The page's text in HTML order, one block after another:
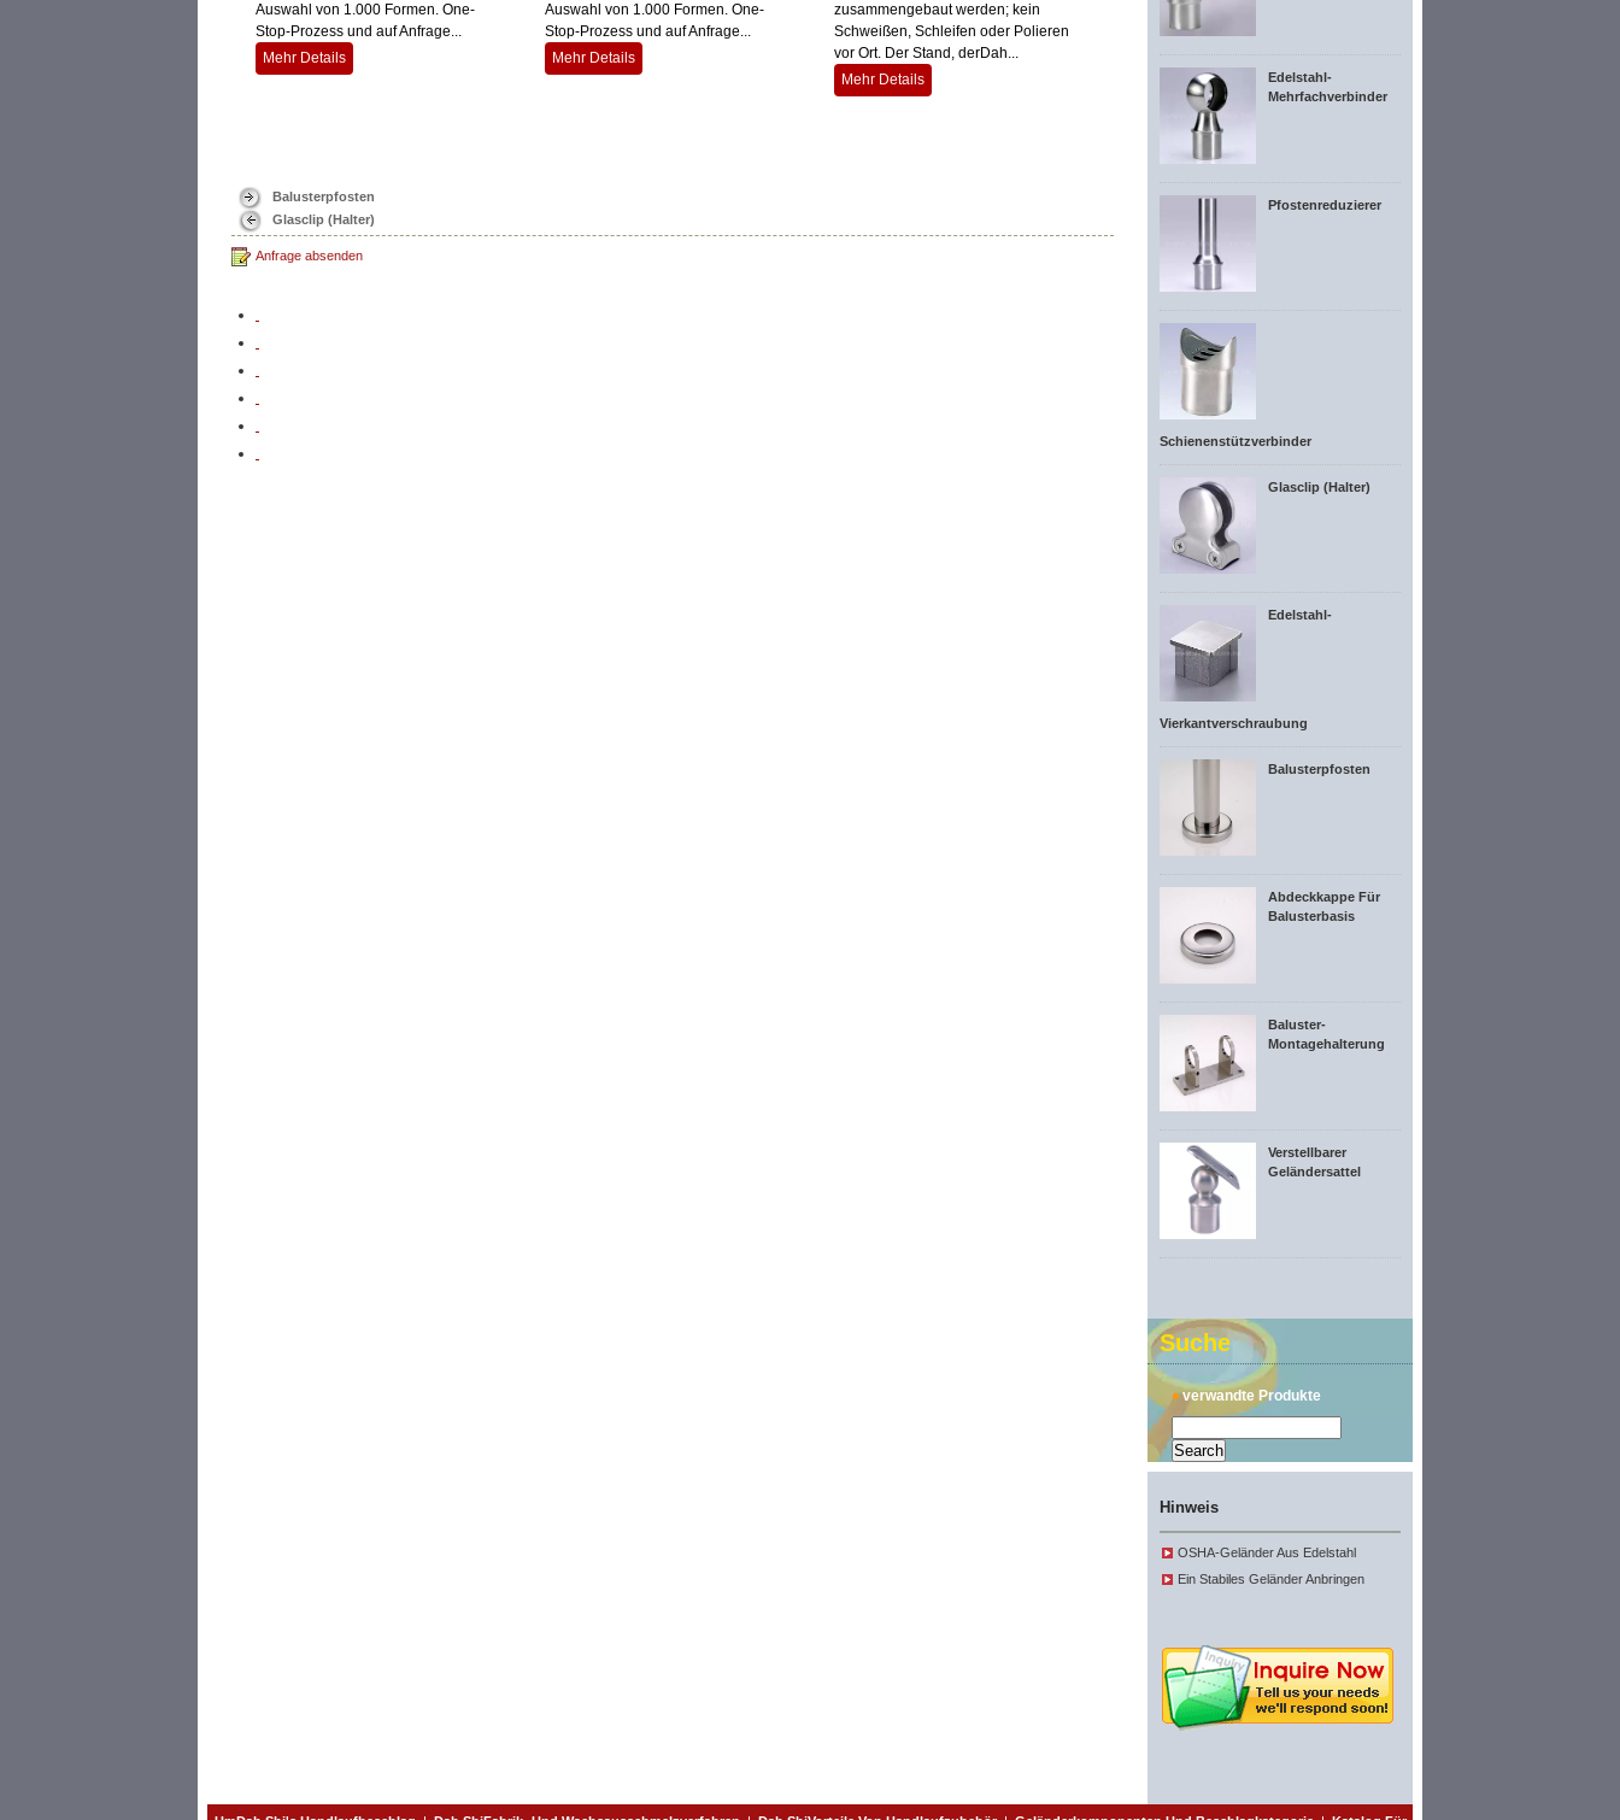
Auswahl von 1.000 Formen. One-
Stop-Prozess und auf Anfrage...
Mehr Details
Auswahl von 1.000 Formen. One-
Stop-Prozess und auf Anfrage...
Mehr Details
zusammengebaut werden; kein
Schweißen, Schleifen oder Polieren
vor Ort. Der Stand, derDah...
Mehr Details
Balusterpfosten
Glasclip (Halter)
Anfrage absenden
Edelstahl-
Mehrfachverbinder
Pfostenreduzierer
Schienenstützverbinder
Glasclip (Halter)
Edelstahl-
Vierkantverschraubung
Balusterpfosten
Abdeckkappe Für
Balusterbasis
Baluster-
Montagehalterung
Verstellbarer
Geländersattel
Suche
♦verwandte Produkte
Hinweis
OSHA-Geländer Aus Edelstahl
Ein Stabiles Geländer Anbringen